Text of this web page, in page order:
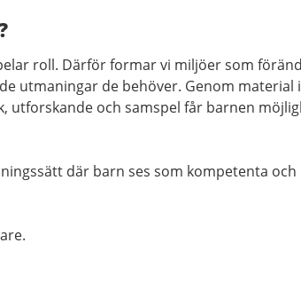
roll. Därför formar vi miljöer som
utmaningar de behöver. Genom material i
utforskande och samspel får barnen
där barn ses som kompetenta och